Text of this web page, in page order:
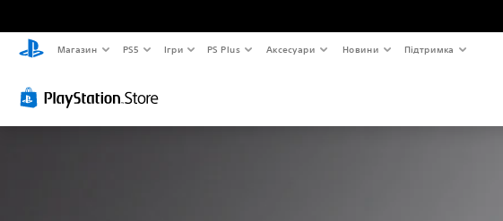
Магазин PS5 Ігри PS Plus Аксесуари Новини Підтримка